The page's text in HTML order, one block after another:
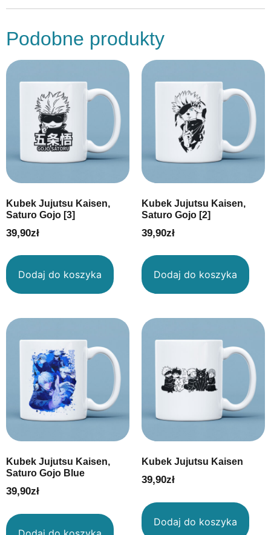
Podobne produkty
Kubek Jujutsu Kaisen,
Saturo Gojo [3]
39,90zł
Dodaj do koszyka
Kubek Jujutsu Kaisen,
Saturo Gojo [2]
39,90zł
Dodaj do koszyka
Kubek Jujutsu Kaisen,
Saturo Gojo Blue
39,90zł
Kubek Jujutsu Kaisen
39,90zł
Dodaj do koszyka